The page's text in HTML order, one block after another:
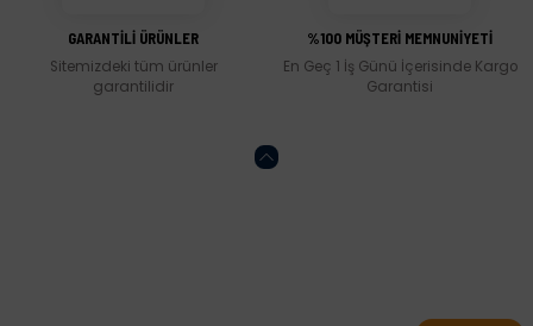
GARANTİLİ ÜRÜNLER
Sitemizdeki tüm ürünler
garantilidir
%100 MÜŞTERİ MEMNUNİYETİ
En Geç 1 İş Günü İçerisinde Kargo
Garantisi